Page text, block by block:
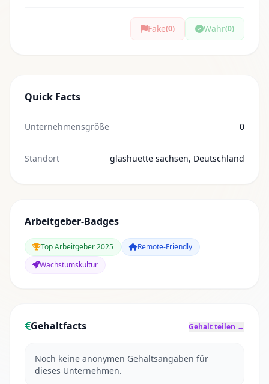
Fake(0) Wahr(0)
Quick Facts
Unternehmensgröße 0
Standort glashuette sachsen, Deutschland
Arbeitgeber-Badges
Top Arbeitgeber 2025
Remote-Friendly
Wachstumskultur
Gehaltfacts Gehalt teilen →
Noch keine anonymen Gehaltsangaben für
dieses Unternehmen.